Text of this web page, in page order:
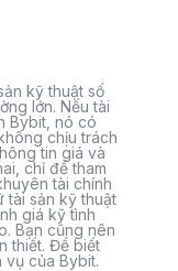
kỹ thuật số
lớn. Nếu tài
Bybit, nó có
chịu trách
tin giá và
chỉ để tham
tài chính
tài sản kỹ thuật
giá kỹ tình
Bạn cũng nên
thiết. Để biết
của Bybit.